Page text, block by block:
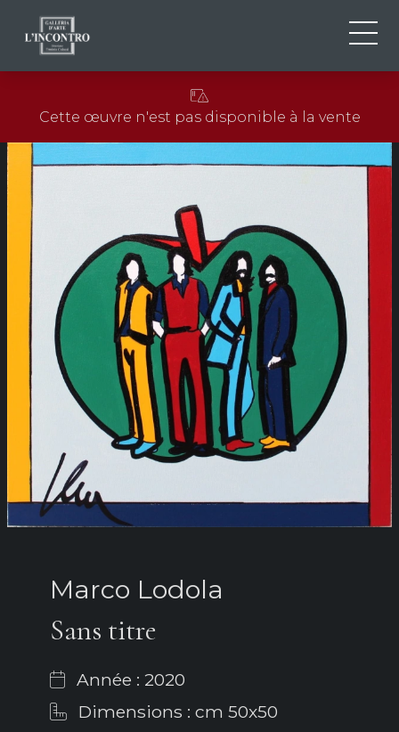
EN
FR
NEWS ED EVENTS
ARTISTES ET ŒUVRES
EXPOSITIONS
CONTACTS
Cette œuvre n'est pas disponible à la vente
Marco Lodola
Sans titre
Année : 2020
Dimensions : cm 50x50